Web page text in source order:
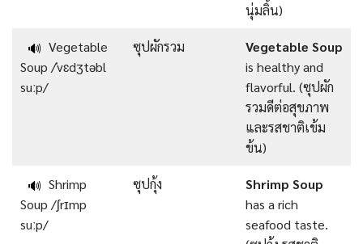
นุ่มลิ้น)
🔊 Vegetable
Soup /ˈvɛdʒtəbl
suːp/
ซุปผักรวม
Vegetable Soup
is healthy and
flavorful. (ซุปผัก
รวมดีต่อสุขภาพ
และรสชาติเข้ม
ข้น)
🔊 Shrimp
Soup /ʃrɪmp
suːp/
ซุปกุ้ง
Shrimp Soup
has a rich
seafood taste.